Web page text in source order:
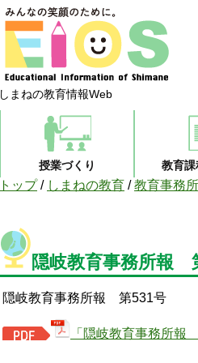
しまねの教育情報Web
授業づくり 教育
現
位
置：
トップ/ しまねの教育 /教育事務
隠岐教育事務所報
隠岐教育事務所報 第531号
「隠岐教育事務所報